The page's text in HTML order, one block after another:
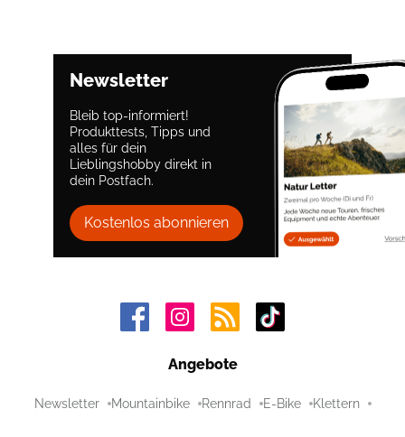
Newsletter
Bleib top-informiert!
Produkttests, Tipps und
alles für dein
Lieblingshobby direkt in
dein Postfach.
Kostenlos abonnieren
Angebote
Newsletter Mountainbike Rennrad E-Bike Klettern